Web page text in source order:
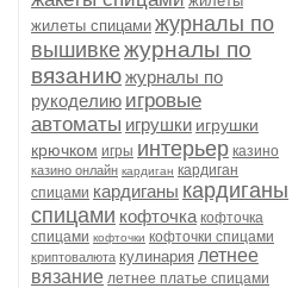
жилеты спицами журналы по
вышивкежурналы по
вязаниюжурналы по
рукоделию игровые
автоматы игрушки игрушки
крючком игры интерьер казино
казино онлайн кардиган кардиган
спицами кардиганы кардиганы
спицами кофточка кофточка
спицами кофточки кофточки спицами
криптовалюта кулинария летнее
вязание летнее платье спицами